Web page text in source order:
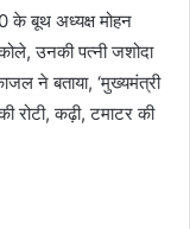
के बूथ अध्यक्ष मोहन
उनकी पत्नी जशोदा
ने बताया, ‘मुख्यमंत्री
रोटी, कढ़ी, टमाटर की